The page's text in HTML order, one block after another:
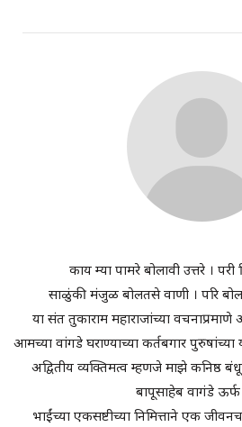
काय म्या पामरे बोलावी उत्तरे । परी
साळुंकी मंजुळ बोलतसे वाणी । परि
या संत तुकाराम महाराजांच्या
आमच्या वांगडे घराण्याच्या कर्तबगार
अद्वितीय व्यक्तिमत्व म्हणजे माझे कनिष्ठ बंधू,
बापूसाहेब वागंडे
भाईंच्या एकसष्टीच्या निमित्ताने एक